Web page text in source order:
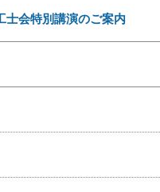
士会特別講演のご案内